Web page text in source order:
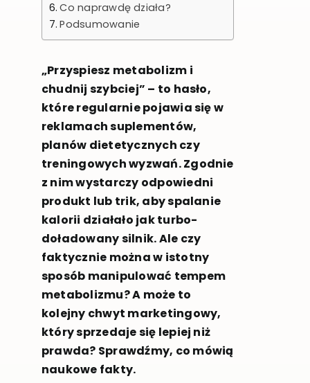
Co naprawdę działa?
Podsumowanie
„Przyspiesz metabolizm i
chudnij szybciej” – to hasło,
które regularnie pojawia się w
reklamach suplementów,
planów dietetycznych czy
treningowych wyzwań. Zgodnie
z nim wystarczy odpowiedni
produkt lub trik, aby spalanie
kalorii działało jak turbo-
doładowany silnik. Ale czy
faktycznie można w istotny
sposób manipulować tempem
metabolizmu? A może to
kolejny chwyt marketingowy,
który sprzedaje się lepiej niż
prawda? Sprawdźmy, co mówią
naukowe fakty.